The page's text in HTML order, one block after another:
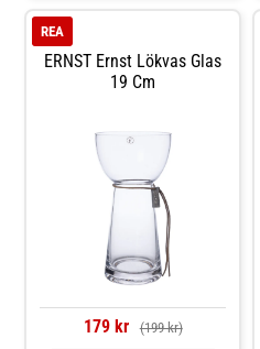
ERNST Ernst Lökvas Glas
19 Cm
REA
179 kr (199 kr)